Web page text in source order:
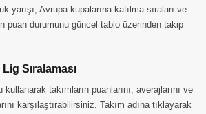
yarışı, Avrupa kupalarına katılma sıraları ve
puan durumunu güncel tablo üzerinden takip
Sıralaması
takımların puanlarını, averajlarını ve
karşılaştırabilirsiniz. Takım adına tıklayarak